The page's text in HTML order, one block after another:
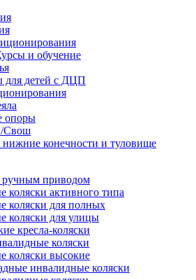
и обучение
для детей с ДЦП
опоры
Свош
нижние конечности и туловище
ручным приводом
коляски активного типа
коляски для полных
коляски для улицы
кресла-коляски
коляски
коляски высокие
инвалидные коляски